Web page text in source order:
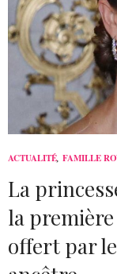
ACTUALITÉ, FAMILLE
La
la
offert par